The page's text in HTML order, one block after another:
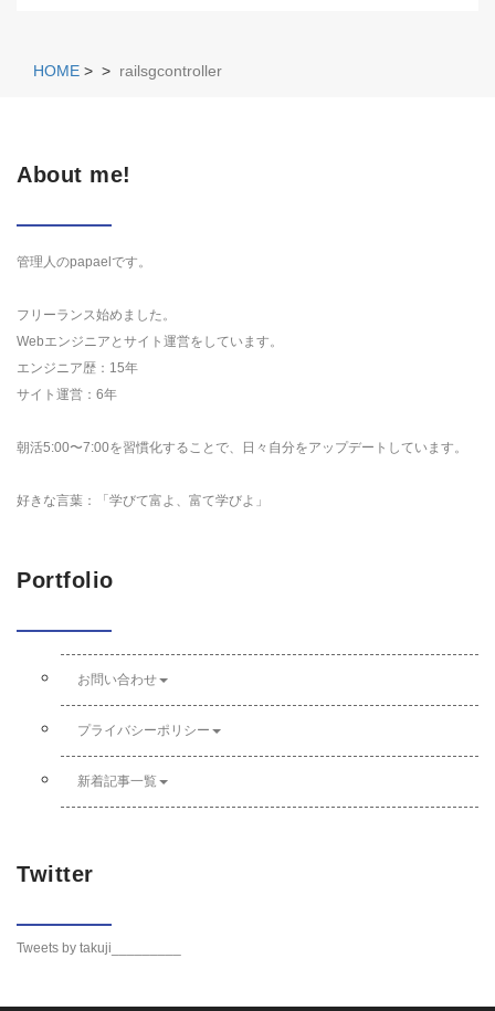
HOME > > railsgcontroller
About me!
管理人のpapaelです。
フリーランス始めました。
Webエンジニアとサイト運営をしています。
エンジニア歴：15年
サイト運営：6年
朝活5:00〜7:00を習慣化することで、日々自分をアップデートしています。
好きな言葉：「学びて富よ、富て学びよ」
Portfolio
お問い合わせ
プライバシーポリシー
新着記事一覧
Twitter
Tweets by takuji_________